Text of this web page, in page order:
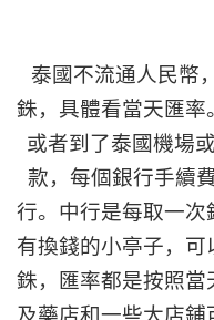
泰國不流通人民幣
銖，具體看當天匯率
或者到了泰國機場
款，每個銀行手續
行。中行是每取一
有換錢的小亭子，
銖，匯率都是按照